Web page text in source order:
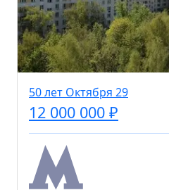
50 лет Октября 29
12 000 000 ₽